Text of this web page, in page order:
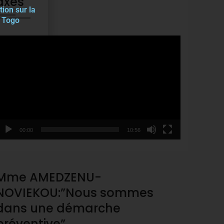
00:00 10:56
AMEDZENU-
sommes
une démarche
sur la